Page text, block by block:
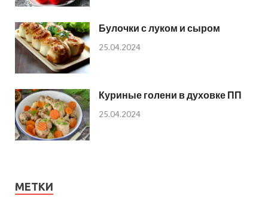
Булочки с луком и сыром
25.04.2024
Куриные голени в духовке ПП
25.04.2024
МЕТКИ